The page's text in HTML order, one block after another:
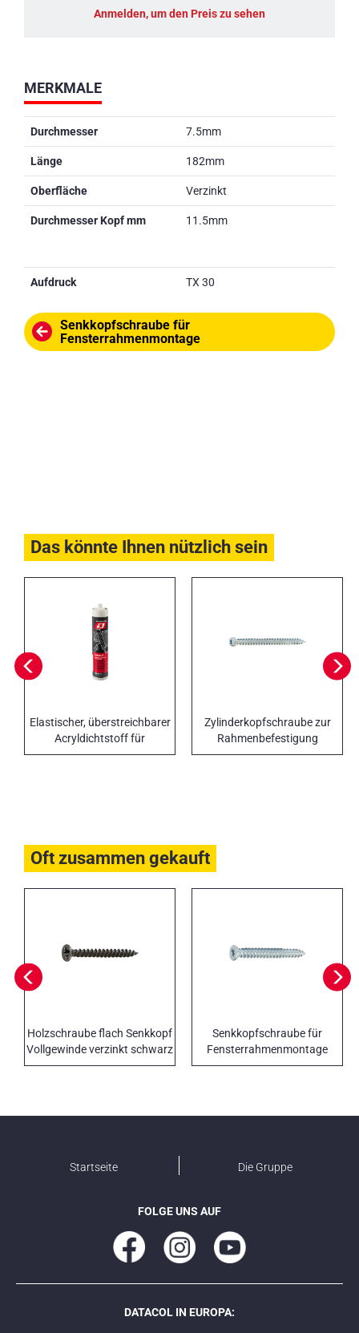
MERKMALE
Durchmesser 7.5mm
Länge 182mm
Oberfläche Verzinkt
Durchmesser Kopf mm 11.5mm
Aufdruck TX 30
Senkkopfschraube für
Fensterrahmenmontage
Anmelden, um den Preis zu sehen
Das könnte Ihnen nützlich sein
Elastischer, überstreichbarer
Acryldichtstoff für
Fensterrahmen
Zylinderkopfschraube zur
Rahmenbefestigung
Oft zusammen gekauft
Holzschraube flach Senkkopf
Vollgewinde verzinkt schwarz
PCSD
Senkkopfschraube für
Fensterrahmenmontage
Startseite Die Gruppe
FOLGE UNS AUF
DATACOL IN EUROPA: